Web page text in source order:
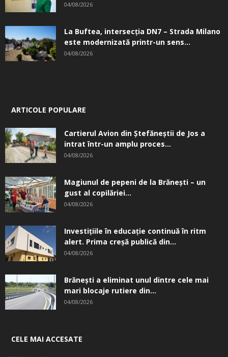
04/08/2026
La Buftea, intersecţia DN7 – Strada Milano
este modernizată printr-un sens...
04/08/2026
ARTICOLE POPULARE
Cartierul Avion din Ştefăneştii de Jos a
intrat într-un amplu proces...
04/08/2026
Magiunul de pepeni de la Brăneşti – un
gust al copilăriei...
04/08/2026
Investițiile în educație continuă în ritm
alert. Prima creşă publică din...
04/08/2026
Brănești a eliminat unul dintre cele mai
mari blocaje rutiere din...
04/08/2026
CELE MAI ACCESATE